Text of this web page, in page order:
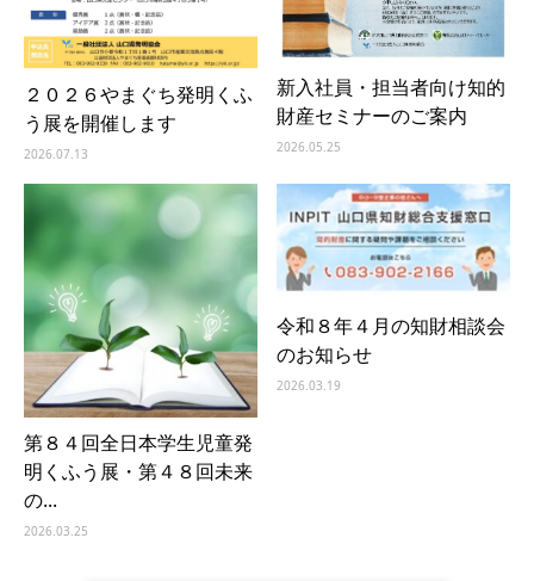
２０２６やまぐち発明くふ
う展を開催します
2026.07.13
新入社員・担当者向け知的
財産セミナーのご案内
2026.05.25
第８４回全日本学生児童発
明くふう展・第４８回未来
の...
2026.03.25
令和８年４月の知財相談会
のお知らせ
2026.03.19